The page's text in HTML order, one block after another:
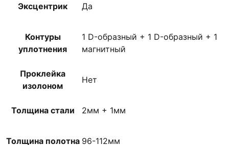
Эксцентрик Да
Контуры
уплотнения
1 D-образный + 1 D-образный + 1
магнитный
Проклейка
изолоном
Нет
Толщина стали 2мм + 1мм
Толщина полотна 96-112мм